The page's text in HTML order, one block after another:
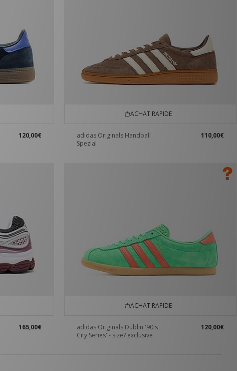
120,00€
ACHAT RAPIDE
adidas Originals Handball
Spezial
110,00€
165,00€
ACHAT RAPIDE
adidas Originals Dublin '90's
City Series' - size? exclusive
120,00€